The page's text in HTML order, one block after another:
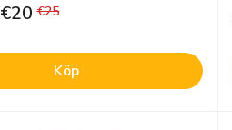
€20 €25
Köp